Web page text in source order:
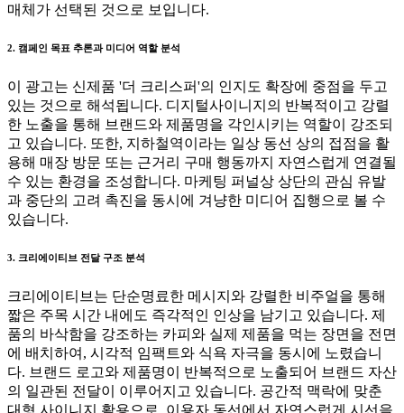
매체가 선택된 것으로 보입니다.
2. 캠페인 목표 추론과 미디어 역할 분석
이 광고는 신제품 '더 크리스퍼'의 인지도 확장에 중점을 두고
있는 것으로 해석됩니다. 디지털사이니지의 반복적이고 강렬
한 노출을 통해 브랜드와 제품명을 각인시키는 역할이 강조되
고 있습니다. 또한, 지하철역이라는 일상 동선 상의 접점을 활
용해 매장 방문 또는 근거리 구매 행동까지 자연스럽게 연결될
수 있는 환경을 조성합니다. 마케팅 퍼널상 상단의 관심 유발
과 중단의 고려 촉진을 동시에 겨냥한 미디어 집행으로 볼 수
있습니다.
3. 크리에이티브 전달 구조 분석
크리에이티브는 단순명료한 메시지와 강렬한 비주얼을 통해
짧은 주목 시간 내에도 즉각적인 인상을 남기고 있습니다. 제
품의 바삭함을 강조하는 카피와 실제 제품을 먹는 장면을 전면
에 배치하여, 시각적 임팩트와 식욕 자극을 동시에 노렸습니
다. 브랜드 로고와 제품명이 반복적으로 노출되어 브랜드 자산
의 일관된 전달이 이루어지고 있습니다. 공간적 맥락에 맞춘
대형 사이니지 활용으로, 이용자 동선에서 자연스럽게 시선을